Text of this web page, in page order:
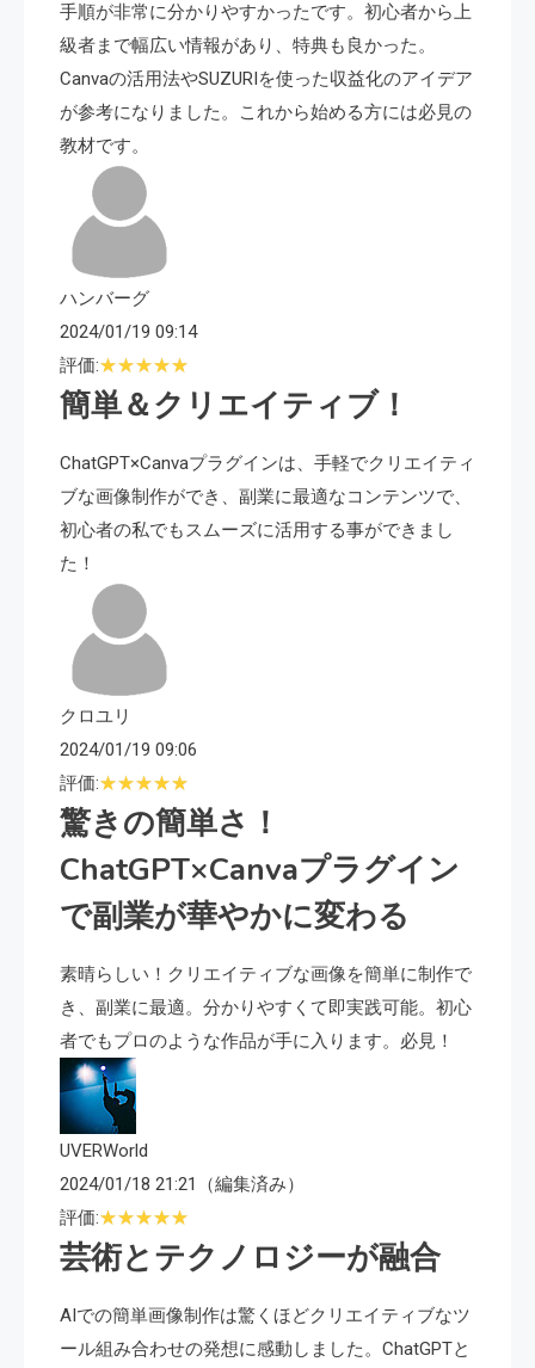
手順が非常に分かりやすかったです。初心者から上
級者まで幅広い情報があり、特典も良かった。
Canvaの活用法やSUZURIを使った収益化のアイデア
が参考になりました。これから始める方には必見の
教材です。
ハンバーグ
2024/01/19 09:14
評価:
簡単＆クリエイティブ！
ChatGPT×Canvaプラグインは、手軽でクリエイティ
ブな画像制作ができ、副業に最適なコンテンツで、
初心者の私でもスムーズに活用する事ができまし
た！
クロユリ
2024/01/19 09:06
評価:
驚きの簡単さ！
ChatGPT×Canvaプラグイン
で副業が華やかに変わる
素晴らしい！クリエイティブな画像を簡単に制作で
き、副業に最適。分かりやすくて即実践可能。初心
者でもプロのような作品が手に入ります。必見！
UVERWorld
2024/01/18 21:21（編集済み）
評価:
芸術とテクノロジーが融合
AIでの簡単画像制作は驚くほどクリエイティブなツ
ール組み合わせの発想に感動しました。ChatGPTと